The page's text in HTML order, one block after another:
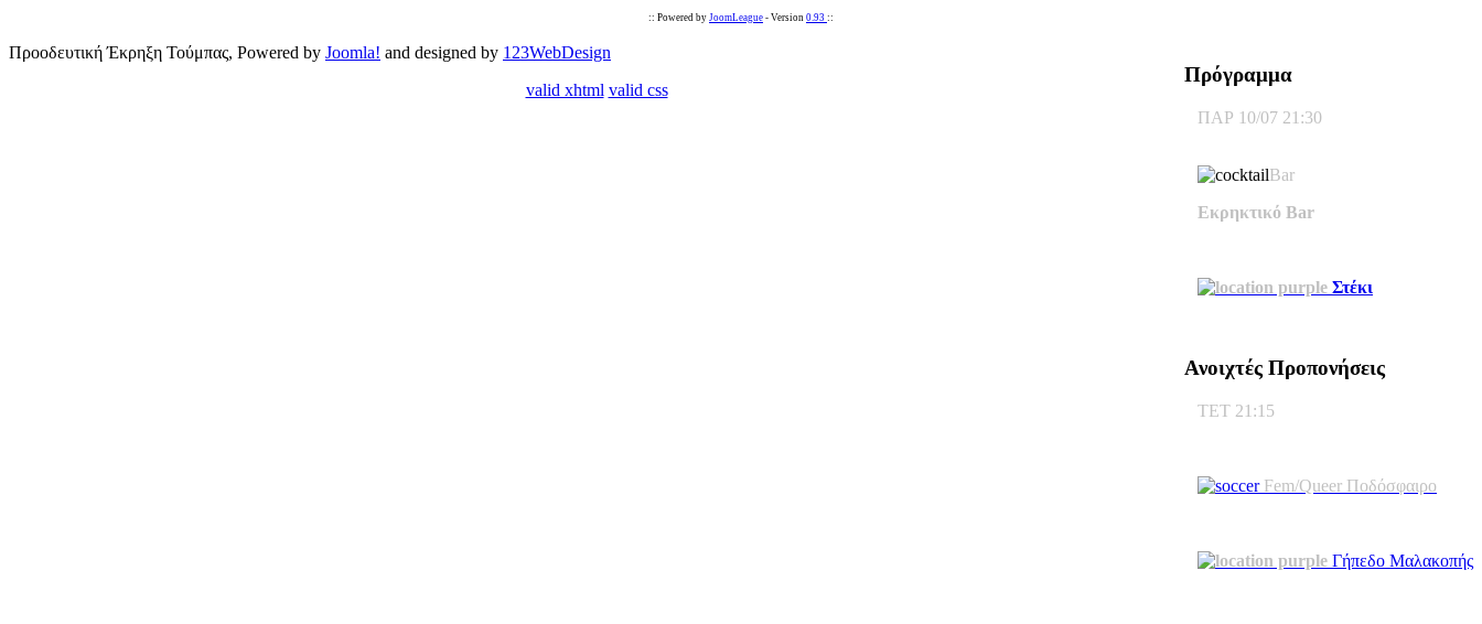
:: Powered by JoomLeague - Version 0.93 ::
Πρόγραμμα
ΠΑΡ 10/07 21:30
Bar
Εκρηκτικό Bar
Στέκι
Ανοιχτές Προπονήσεις
ΤΕΤ 21:15
Fem/Queer Ποδόσφαιρο
Γήπεδο Μαλακοπής
Προοδευτική Έκρηξη Τούμπας, Powered by Joomla! and designed by 123WebDesign
valid xhtml valid css